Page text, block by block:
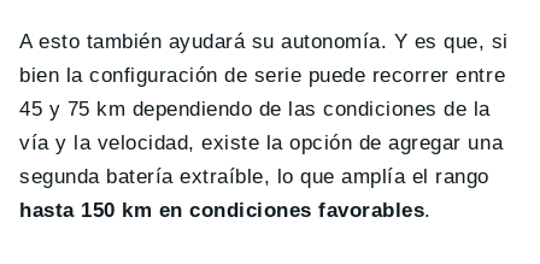
A esto también ayudará su autonomía. Y es que, si
bien la configuración de serie puede recorrer entre
45 y 75 km dependiendo de las condiciones de la
vía y la velocidad, existe la opción de agregar una
segunda batería extraíble, lo que amplía el rango
hasta 150 km en condiciones favorables.